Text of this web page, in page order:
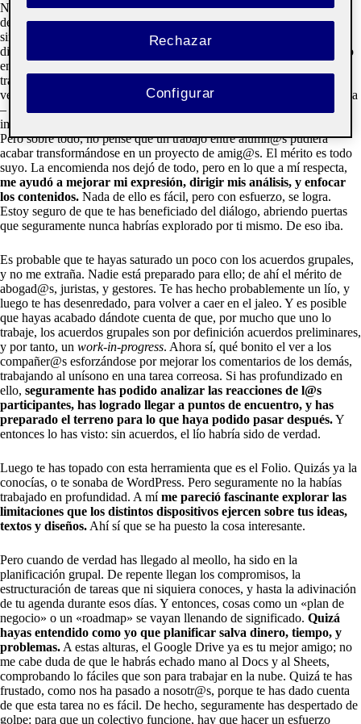
No me cabe duda de que has disfrutado durante las presentaciones, el
debate y la creación de grupos. Al fin y al cabo, se te pedía ser tú, y
simplemente interactuar con tus compañer@s en un ambiente
distendido aunque estructurado. Como es lógico, cada uno ha brillado
en un área. A mí me encantó encontrar a personas tan afines,
trabajadoras y empáticas como Lucía – que lo empezó todo; una
verdadera artista -, Queralt – eficiencia pura y organización – y Soraya
– genial investigadora y con un discurso súper coherente -. Nunca
imaginé un flujo de trabajo tan sencillo, enriquecedor, y productivo.
Pero sobre todo, no pensé que un trabajo entre alumn@s pudiera
acabar transformándose en un proyecto de amig@s. El mérito es todo
suyo. La encomienda nos dejó de todo, pero en lo que a mí respecta,
me ayudó a mejorar mi expresión, dirigir mis análisis, y enfocar
los contenidos. Nada de ello es fácil, pero con esfuerzo, se logra.
Estoy seguro de que te has beneficiado del diálogo, abriendo puertas
que seguramente nunca habrías explorado por ti mismo. De eso iba.
Es probable que te hayas saturado un poco con los acuerdos grupales,
y no me extraña. Nadie está preparado para ello; de ahí el mérito de
abogad@s, juristas, y gestores. Te has hecho probablemente un lío, y
luego te has desenredado, para volver a caer en el jaleo. Y es posible
que hayas acabado dándote cuenta de que, por mucho que uno lo
trabaje, los acuerdos grupales son por definición acuerdos preliminares,
y por tanto, un work-in-progress. Ahora sí, qué bonito el ver a los
compañer@s esforzándose por mejorar los comentarios de los demás,
trabajando al unísono en una tarea correosa. Si has profundizado en
ello, seguramente has podido analizar las reacciones de l@s
participantes, has logrado llegar a puntos de encuentro, y has
preparado el terreno para lo que haya podido pasar después.Y
entonces lo has visto: sin acuerdos, el lío habría sido de verdad.
Luego te has topado con esta herramienta que es el Folio. Quizás ya la
conocías, o te sonaba de WordPress. Pero seguramente no la habías
trabajado en profundidad. A míme pareció fascinante explorar las
limitaciones que los distintos dispositivos ejercen sobre tus ideas,
textos y diseños. Ahí sí que se ha puesto la cosa interesante.
Pero cuando de verdad has llegado al meollo, ha sido en la
planificación grupal. De repente llegan los compromisos, la
estructuración de tareas que ni siquiera conoces, y hasta la adivinación
de tu agenda durante esos días. Y entonces, cosas como un «plan de
negocio» o un «roadmap» se vayan llenando de significado. Quizá
hayas entendido como yo que planificar salva dinero, tiempo, y
problemas. A estas alturas, el Google Drive ya es tu mejor amigo; no
me cabe duda de que le habrás echado mano al Docs y al Sheets,
comprobando lo fáciles que son para trabajar en la nube. Quizá te has
frustado, como nos ha pasado a nosotr@s, porque te has dado cuenta
de que esta tarea no es fácil. De hecho, seguramente has despertado de
golpe: para que un colectivo funcione, hay que hacer un esfuerzo
Rechazar
Configurar